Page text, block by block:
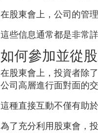
在股東會上，公司的管
這些信息通常都是非常
如何參加並從
在股東會上，投資者除
公司高層進行面對面的
這種直接互動不僅有助
為了充分利用股東會，